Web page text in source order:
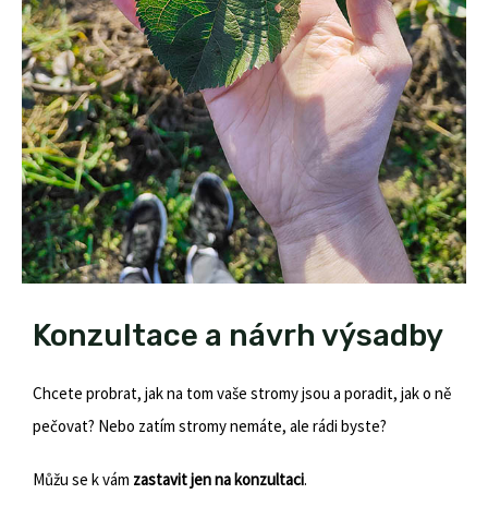
Konzultace a návrh výsadby
Chcete probrat, jak na tom vaše stromy jsou a poradit, jak o ně
pečovat? Nebo zatím stromy nemáte, ale rádi byste?
Můžu se k vám zastavit jen na konzultaci.